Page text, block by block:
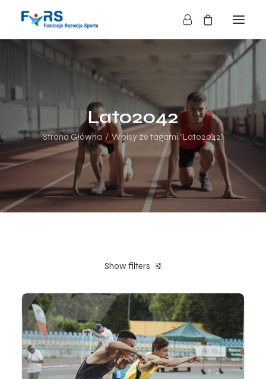
O FUNDACJI
DZIAŁALNOŚĆ
BLOG
KONTAKT
SKLEP
Lato2042
Strona Główna Wpisy ze tagami "Lato2042"
Show filters